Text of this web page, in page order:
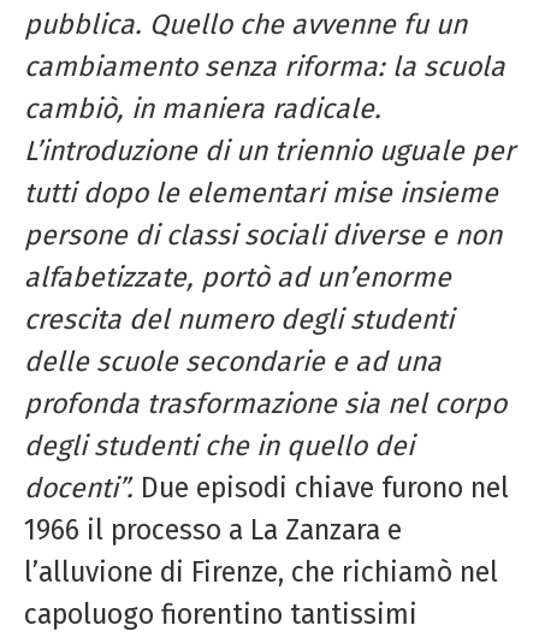
pubblica. Quello che avvenne fu un
cambiamento senza riforma: la scuola
cambiò, in maniera radicale.
L’introduzione di un triennio uguale per
tutti dopo le elementari mise insieme
persone di classi sociali diverse e non
alfabetizzate, portò ad un’enorme
crescita del numero degli studenti
delle scuole secondarie e ad una
profonda trasformazione sia nel corpo
degli studenti che in quello dei
docenti”. Due episodi chiave furono nel
1966 il processo a La Zanzara e
l’alluvione di Firenze, che richiamò nel
capoluogo fiorentino tantissimi